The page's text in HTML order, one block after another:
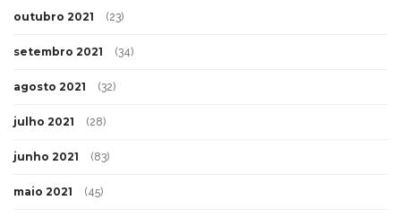
outubro 2021 (23)
setembro 2021 (34)
agosto 2021 (32)
julho 2021 (28)
junho 2021 (83)
maio 2021 (45)